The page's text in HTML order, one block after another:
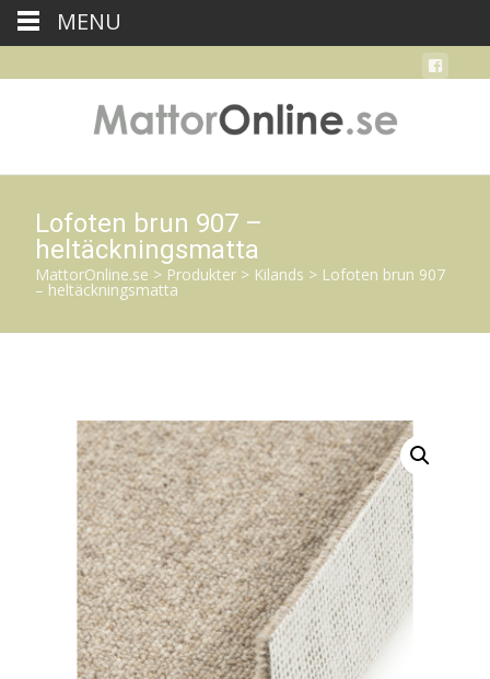
Lofoten brun 907 –
heltäckningsmatta
MattorOnline.se > Produkter > Kilands > Lofoten brun 907
– heltäckningsmatta
MENU